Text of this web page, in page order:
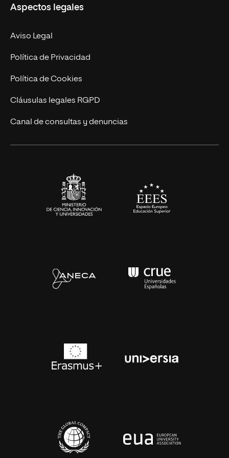
Doctorados
Experto Universitario
Postgrados
Cursos Universitarios
Facultades
Nuestro Equipo
Trabaja en UNIR
Actualidad
UNIR Revista
Eventos
Aspectos legales
Aviso Legal
Política de Privacidad
Política de Cookies
Cláusulas legales RGPD
Canal de consultas y denuncias